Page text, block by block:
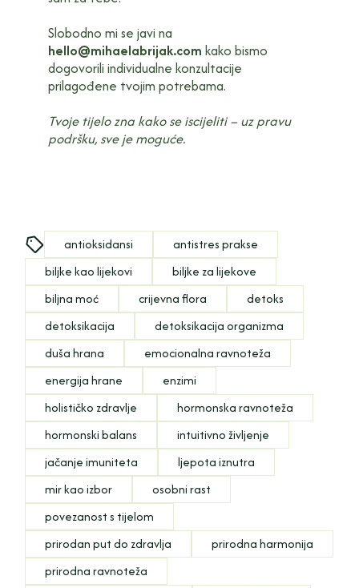
Slobodno mi se javi na
hello@mihaelabrijak.com kako bismo
dogovorili individualne konzultacije
prilagođene tvojim potrebama.
Tvoje tijelo zna kako se iscijeliti – uz pravu
podršku, sve je moguće.
antioksidansi
antistres prakse
biljke kao lijekovi
biljke za lijekove
biljna moć
crijevna flora
detoks
detoksikacija
detoksikacija organizma
duša hrana
emocionalna ravnoteža
energija hrane
enzimi
holističko zdravlje
hormonska ravnoteža
hormonski balans
intuitivno življenje
jačanje imuniteta
ljepota iznutra
mir kao izbor
osobni rast
povezanost s tijelom
prirodan put do zdravlja
prirodna harmonija
prirodna ravnoteža